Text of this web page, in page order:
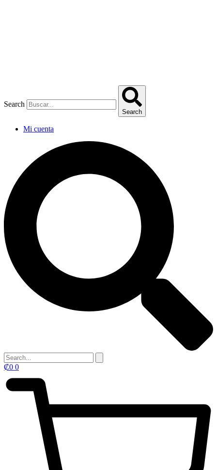
Search
Search
Mi cuenta
₡0 0